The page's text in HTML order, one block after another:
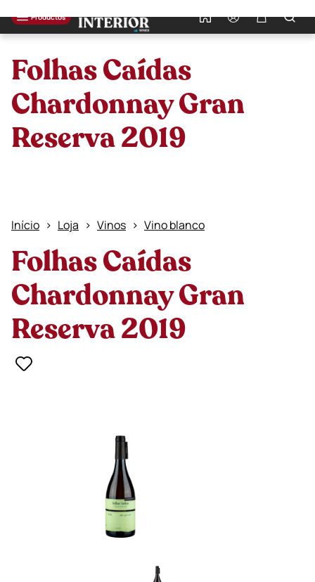
Productos
Folhas Caídas
Chardonnay Gran
Reserva 2019
Início Loja Vinos Vino blanco
Folhas Caídas
Chardonnay Gran
Reserva 2019